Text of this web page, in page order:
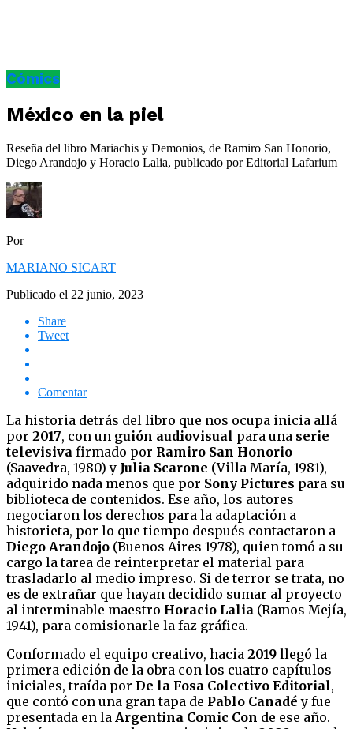
Cómics
México en la piel
Reseña del libro Mariachis y Demonios, de Ramiro San Honorio,
Diego Arandojo y Horacio Lalia, publicado por Editorial Lafarium
Por
MARIANO SICART
Publicado el 22 junio, 2023
Share
Tweet
Comentar
La historia detrás del libro que nos ocupa inicia allá
por 2017, con un guión audiovisual para una serie
televisiva firmado por Ramiro San Honorio
(Saavedra, 1980) y Julia Scarone (Villa María, 1981),
adquirido nada menos que por Sony Pictures para su
biblioteca de contenidos. Ese año, los autores
negociaron los derechos para la adaptación a
historieta, por lo que tiempo después contactaron a
Diego Arandojo (Buenos Aires 1978), quien tomó a su
cargo la tarea de reinterpretar el material para
trasladarlo al medio impreso. Si de terror se trata, no
es de extrañar que hayan decidido sumar al proyecto
al interminable maestro Horacio Lalia (Ramos Mejía,
1941), para comisionarle la faz gráfica.
Conformado el equipo creativo, hacia 2019 llegó la
primera edición de la obra con los cuatro capítulos
iniciales, traída por De la Fosa Colectivo Editorial,
que contó con una gran tapa de Pablo Canadé y fue
presentada en la Argentina Comic Con de ese año.